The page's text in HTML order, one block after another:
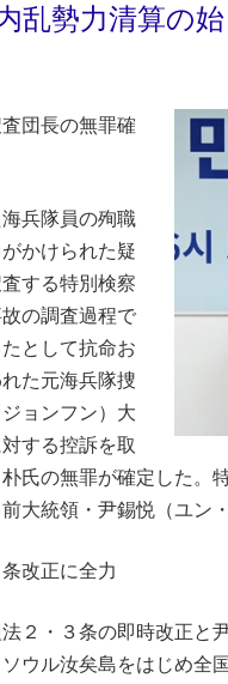
乱勢力清算の
団長の無罪確
兵隊員の殉職
かけられた疑
する特別検察
の調査過程で
として抗命お
た元海兵隊捜
ョンフン）大
する控訴を取
氏の無罪が確定した。
大統領・尹錫悦（ユン
改正に全力
２・３条の即時改正と
ウル汝矣島をはじめ全